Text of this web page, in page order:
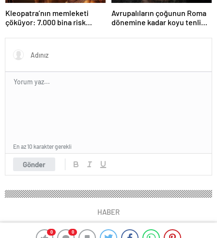
0 0
Kleopatra’nın memleketi
çöküyor: 7.000 bina risk
Avrupalıların çoğunun Roma
dönemine kadar koyu tenli
Gönder
En az 10 karakter gerekli
HABER